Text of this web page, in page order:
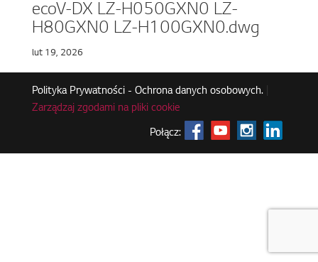
ecoV-DX LZ-H050GXN0 LZ-
H80GXN0 LZ-H100GXN0.dwg
lut 19, 2026
Polityka Prywatności - Ochrona danych osobowych.|
Zarządzaj zgodami na pliki cookie
Połącz: